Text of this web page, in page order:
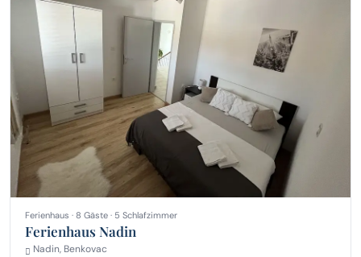
Ferienhaus · 8 Gäste · 5 Schlafzimmer
Ferienhaus Nadin
Nadin, Benkovac